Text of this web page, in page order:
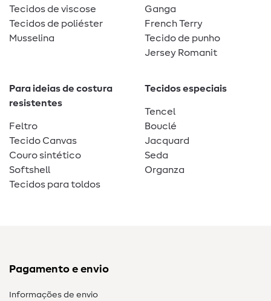
Tecidos de viscose
Tecidos de poliéster
Musselina
Ganga
French Terry
Tecido de punho
Jersey Romanit
Para ideias de costura
resistentes
Feltro
Tecido Canvas
Couro sintético
Softshell
Tecidos para toldos
Tecidos especiais
Tencel
Bouclé
Jacquard
Seda
Organza
Pagamento e envio
Informações de envio